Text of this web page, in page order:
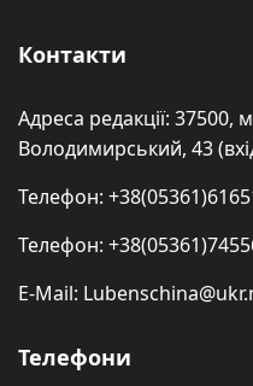
Контакти
Адреса редакції: 37500,
Володимирський, 43
Телефон:
Телефон:
E-Mail:
Телефони